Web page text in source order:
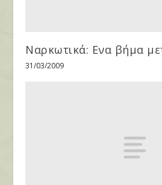
Ναρκωτικά: Ενα βήμα
31/03/2009